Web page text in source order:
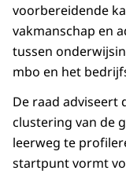
voorbereidende
vakmanschap en
tussen
mbo en het
De raad adviseert
clustering van de
leerweg te
startpunt vormt